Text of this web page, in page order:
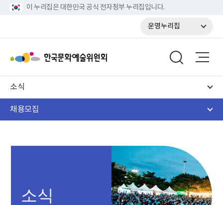
이 누리집은 대한민국 공식 전자정부 누리집입니다.
운영누리집
소식
채용모집
소식